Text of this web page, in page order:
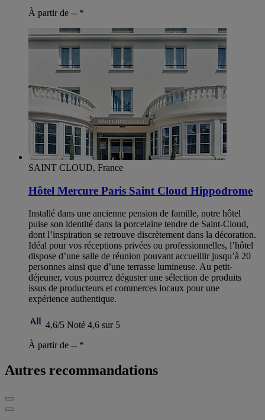
À partir de -- *
SAINT CLOUD, France
Hôtel Mercure Paris Saint Cloud Hippodrome
Installé dans une ancienne pension de famille, notre hôtel
puise son identité dans la porcelaine tendre de Saint-Cloud,
dont l’inspiration se retrouve discrètement dans la décoration.
Idéal pour vos réceptions privées ou professionnelles, l’hôtel
dispose d’une salle de réunion pouvant accueillir jusqu’à 20
personnes ainsi que d’une terrasse lumineuse. Au petit-
déjeuner, vous pourrez déguster une sélection de produits
issus de producteurs et commerces locaux pour une
expérience authentique.
4,6/5 Noté 4,6 sur 5
À partir de -- *
Autres recommandations